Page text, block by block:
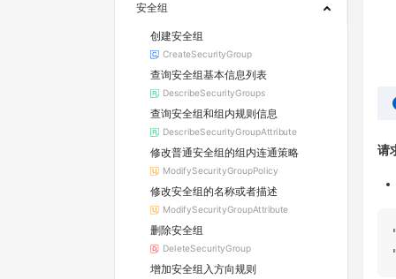
安全组
创建安全组
CreateSecurityGroup
查询安全组基本信息列表
DescribeSecurityGroups
查询安全组和组内规则信息
DescribeSecurityGroupAttribute
修改普通安全组的组内连通策略
ModifySecurityGroupPolicy
修改安全组的名称或者描述
ModifySecurityGroupAttribute
删除安全组
DeleteSecurityGroup
增加安全组入方向规则
请